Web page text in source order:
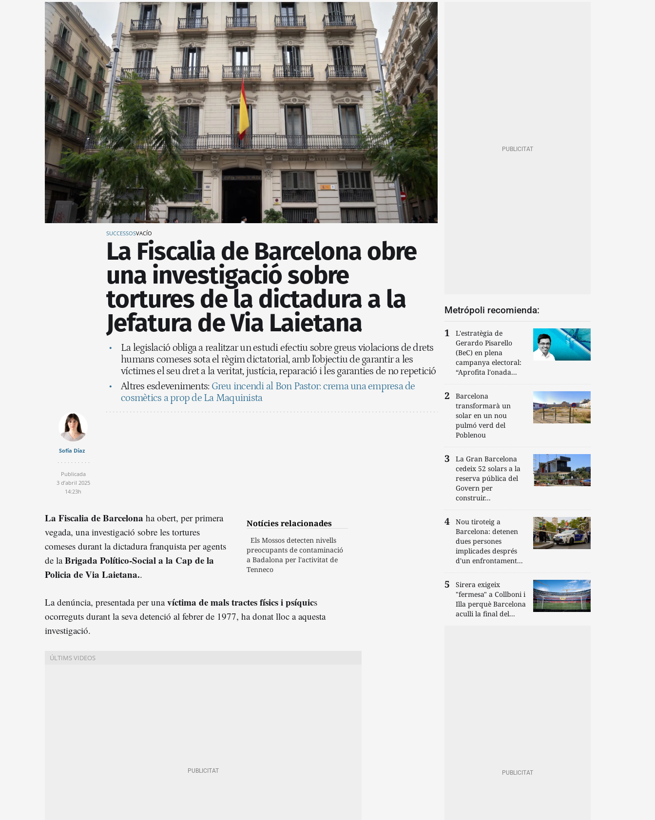
SUCCESSOSVACÍO
La Fiscalia de Barcelona obre
una investigació sobre
tortures de la dictadura a la
Jefatura de Via Laietana
La legislació obliga a realitzar un estudi efectiu sobre greus violacions de drets
humans comeses sota el règim dictatorial, amb l'objectiu de garantir a les
víctimes el seu dret a la veritat, justícia, reparació i les garanties de no repetició
Altres esdeveniments: Greu incendi al Bon Pastor: crema una empresa de
cosmètics a prop de La Maquinista
Sofía Díaz
Publicada
3 d’abril 2025
14:23h
Notícies relacionades
Els Mossos detecten nivells
preocupants de contaminació
a Badalona per l'activitat de
Tenneco
La Fiscalia de Barcelona ha obert, per primera
vegada, una investigació sobre les tortures
comeses durant la dictadura franquista per agents
de laBrigada Político-Social a la Cap de la
Policia de Via Laietana..
La denúncia, presentada per unavíctima de mals tractes físics i psíquics
ocorreguts durant la seva detenció al febrer de 1977, ha donat lloc a aquesta
investigació.
Metrópoli recomienda:
L'estratègia de
Gerardo Pisarello
(BeC) en plena
campanya electoral:
“Aprofita l'onada...
Barcelona
transformarà un
solar en un nou
pulmó verd del
Poblenou
La Gran Barcelona
cedeix 52 solars a la
reserva pública del
Govern per
construir...
Nou tiroteig a
Barcelona: detenen
dues persones
implicades després
d'un enfrontament...
Sirera exigeix
"fermesa" a Collboni i
Illa perquè Barcelona
aculli la final del...